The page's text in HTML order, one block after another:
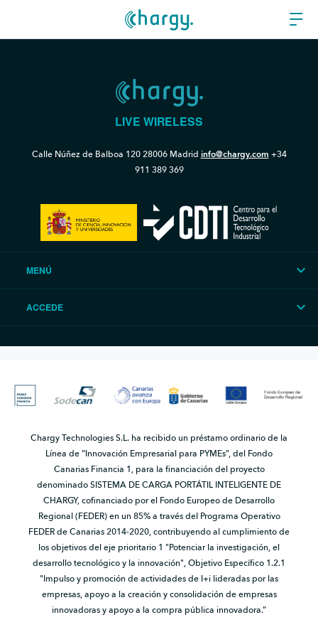
LIVE WIRELESS
Calle Núñez de Balboa 12028006 Madrid info@chargy.com +34
911 389 369
MENÚ
ACCEDE
Chargy Technologies S.L. ha recibido un préstamo ordinario de la
Línea de “Innovación Empresarial para PYMEs”, del Fondo
Canarias Financia 1, para la financiación del proyecto
denominado SISTEMA DE CARGA PORTÁTIL INTELIGENTE DE
CHARGY, cofinanciado por el Fondo Europeo de Desarrollo
Regional (FEDER) en un 85% a través del Programa Operativo
FEDER de Canarias 2014-2020, contribuyendo al cumplimiento de
los objetivos del eje prioritario 1 "Potenciar la investigación, el
desarrollo tecnológico y la innovación", Objetivo Específico 1.2.1
"Impulso y promoción de actividades de I+i lideradas por las
empresas, apoyo a la creación y consolidación de empresas
innovadoras y apoyo a la compra pública innovadora.”